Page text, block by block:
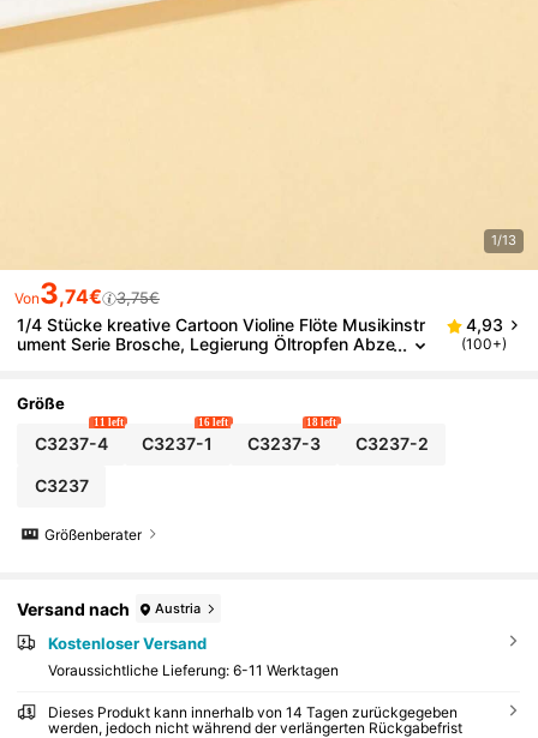
1/13
Von3,74€ 3,75€
1/4 Stücke kreative Cartoon Violine Flöte Musikinstr
ument Serie Brosche, Legierung Öltropfen Abze
ule
4,93
(100+)
Größe
C3237-4
11 left
C3237-1
16 left
C3237-3
18 left
C3237-2
C3237
Größenberater
Versand nach Austria
Kostenloser Versand
Voraussichtliche Lieferung: 6-11 Werktagen
Dieses Produkt kann innerhalb von 14 Tagen zurückgegeben
werden, jedoch nicht während der verlängerten Rückgabefrist